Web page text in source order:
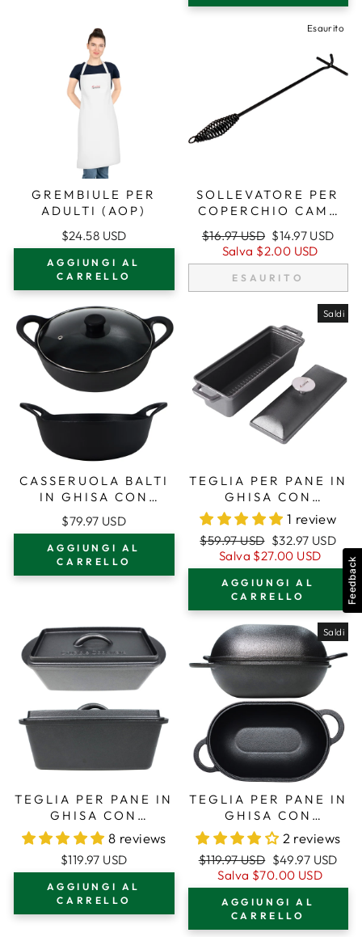
GREMBIULE PER
ADULTI (AOP)
$24.58 USD
AGGIUNGI AL
CARRELLO
Esaurito
SOLLEVATORE PER
COPERCHIO CAMP
DUTCH OVEN.
BARRA NERA DA 9
MM PER SOLLEVARE
E TRASPORTARE
DUTCH OVEN
Prezzo
regolare
$16.97 USD Prezzo
di
vendita
$14.97 USD
Salva $2.00 USD
ESAURITO
CASSERUOLA BALTI
IN GHISA CON
COPERCHIO IN
VETRO, PENTOLA IN
GHISA DA 3 QUARTI
(2,83 LITRI)
$79.97 USD
AGGIUNGI AL
CARRELLO
Saldi
TEGLIA PER PANE IN
GHISA CON
COPERCHIO -
STAMPO RESISTENTE
AL FORNO PER LA
COTTURA E LA
PREPARAZIONE -
STAMPO PER
PAGNOTTA
1 review
Prezzo
regolare
$59.97 USD Prezzo
di
vendita
$32.97 USD
Salva $27.00 USD
AGGIUNGI AL
CARRELLO
TEGLIA PER PANE IN
GHISA CON
COPERCHIO –
STAMPO SICURO PER
FORNO PER
CUOCERE E
CUCINARE - STAMPO
PER PAGNOTTA
8 reviews
$119.97 USD
AGGIUNGI AL
CARRELLO
Saldi
TEGLIA PER PANE IN
GHISA CON
COPERCHIO –
STAMPO RESISTENTE
AL FORNO PER LA
COTTURA, KIT PER
PANE ARTIGIANALE
- STAMPO PER
PAGNOTTA
2 reviews
Prezzo
regolare
$119.97 USD Prezzo
di
vendita
$49.97 USD
Salva $70.00 USD
AGGIUNGI AL
CARRELLO
Feedback